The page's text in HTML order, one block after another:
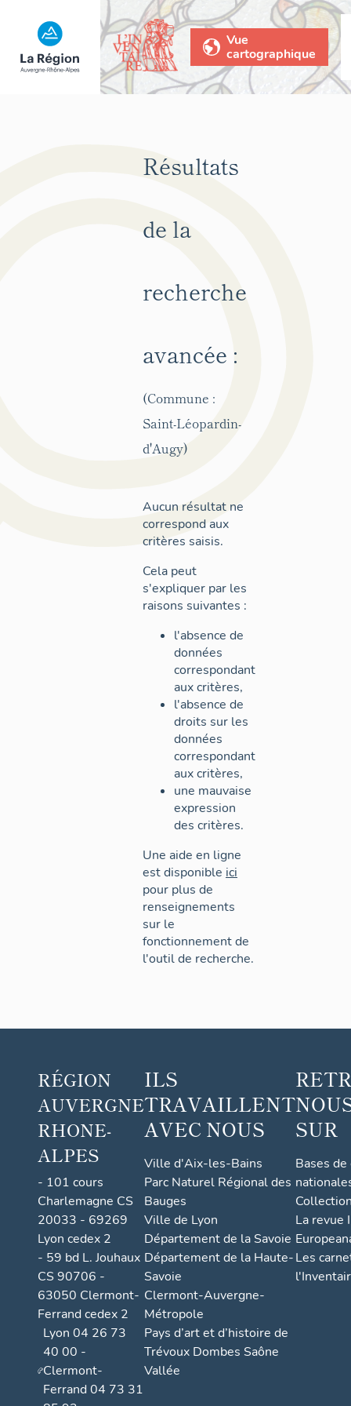
Vue
cartographique
Résultats
de la
recherche
avancée :
(Commune :
Saint-Léopardin-
d'Augy)
Aucun résultat ne
correspond aux
critères saisis.
Cela peut
s'expliquer par les
raisons suivantes :
l'absence de
données
correspondant
aux critères,
l'absence de
droits sur les
données
correspondant
aux critères,
une mauvaise
expression
des critères.
Une aide en ligne
est disponible ici
pour plus de
renseignements
sur le
fonctionnement de
l'outil de recherche.
RÉGION
AUVERGNE
RHONE-
ALPES
- 101 cours
Charlemagne CS
20033 - 69269
Lyon cedex 2
- 59 bd L. Jouhaux
CS 90706 -
63050 Clermont-
Ferrand cedex 2
Lyon 04 26 73
40 00 -
Clermont-
Ferrand 04 73 31
ILS
TRAVAILLENT
AVEC NOUS
Ville d'Aix-les-Bains
Parc Naturel Régional des
Bauges
Ville de Lyon
Département de la Savoie
Département de la Haute-
Savoie
Clermont-Auvergne-
Métropole
Pays d’art et d’histoire de
Trévoux Dombes Saône
Vallée
SUR
Bases
La revue
Les